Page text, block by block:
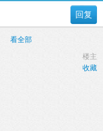
回复
看全部
楼主
收藏